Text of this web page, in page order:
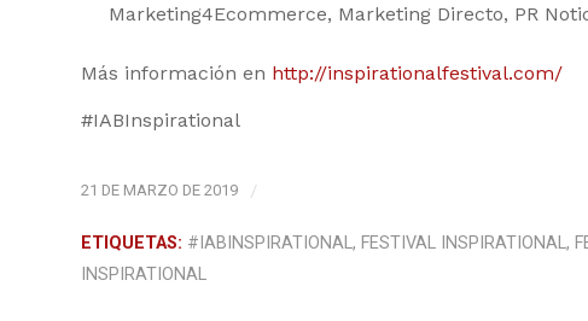
Marketing4Ecommerce, Marketing Directo, PR
Más información en http://inspirationalfestival.com/
#IABInspirational
21 DE MARZO DE 2019 /
ETIQUETAS: #IABINSPIRATIONAL, FESTIVAL INSPIRATIONAL,
INSPIRATIONAL